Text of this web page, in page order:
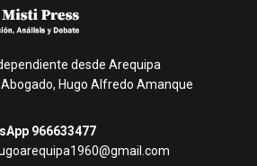
desde Arequipa
Hugo Alfredo Amanque
966633477